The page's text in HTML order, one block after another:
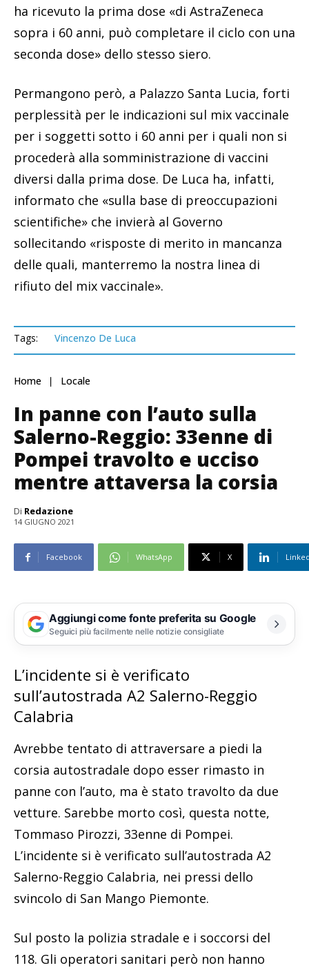
ha ricevuto la prima dose «di AstraZeneca
sopra i 60 anni, può completare il ciclo con una
seconda dose» dello stesso siero.
Permangono però, a Palazzo Santa Lucia, forti
perplessità per le indicazioni sul mix vaccinale
per i soggetti sotto i 60 anni per i quali non si
procederà alla somministrazione di vaccini
diversi dalla prima dose. De Luca ha, infatti,
informato che «sulla base di preoccupazioni
scientifiche» che invierà al Governo
sollecitando «risposte di merito in mancanza
delle quali, manterremo la nostra linea di
rifiuto del mix vaccinale».
Tags: Vincenzo De Luca
Home Locale
In panne con l’auto sulla
Salerno-Reggio: 33enne di
Pompei travolto e ucciso
mentre attaversa la corsia
Di Redazione
14 GIUGNO 2021
Facebook WhatsApp X
Aggiungi come fonte preferita su Google
Seguici più facilmente nelle notizie consigliate
L’incidente si è verificato
sull’autostrada A2 Salerno-Reggio
Calabria
Avrebbe tentato di attraversare a piedi la
corsia autostradale dopo esser rimasto in
panne con l’auto, ma è stato travolto da due
vetture. Sarebbe morto così, questa notte,
Tommaso Pirozzi, 33enne di Pompei.
L’incidente si è verificato sull’autostrada A2
Salerno-Reggio Calabria, nei pressi dello
svincolo di San Mango Piemonte.
Sul posto la polizia stradale e i soccorsi del
118. Gli operatori sanitari però non hanno